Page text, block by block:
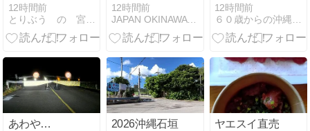
このにおいは
外食のにおい
12時間前
とりぶう の 宮古島日記
候補・末吉 正
弘氏氏
12時間前
JAPAN OKINAWA TODAY
12時間前
６０歳からの沖縄生活withN
あわや…
2026沖縄石垣
ヤエスイ直売